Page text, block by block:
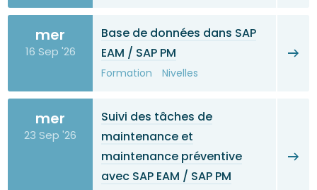
mer
16 Sep '26
Base de données dans SAP
EAM / SAP PM
Formation Nivelles
mer
23 Sep '26
Suivi des tâches de
maintenance et
maintenance préventive
avec SAP EAM / SAP PM